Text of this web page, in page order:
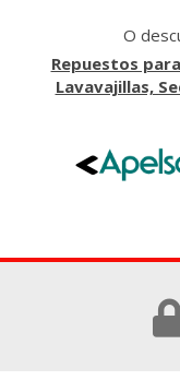
O
Repuestos
Lavavajillas,